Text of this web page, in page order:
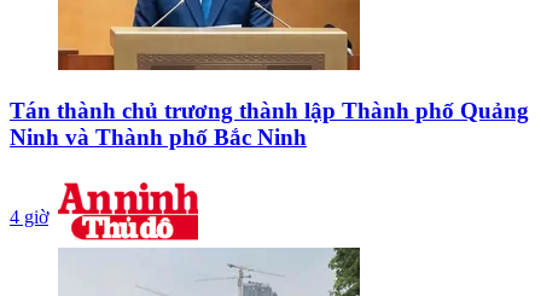
Tán thành chủ trương thành lập Thành phố Quảng
Ninh và Thành phố Bắc Ninh
4 giờ